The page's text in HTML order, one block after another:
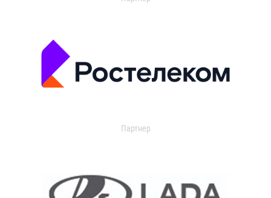
Партнер